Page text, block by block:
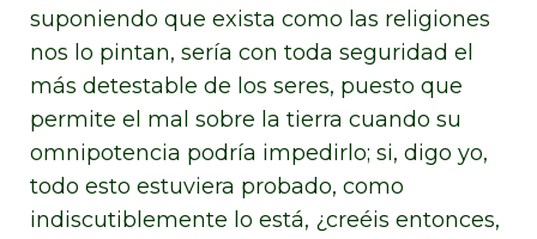
suponiendo que exista como las religiones
nos lo pintan, sería con toda seguridad el
más detestable de los seres, puesto que
permite el mal sobre la tierra cuando su
omnipotencia podría impedirlo; si, digo yo,
todo esto estuviera probado, como
indiscutiblemente lo está, ¿creéis entonces,